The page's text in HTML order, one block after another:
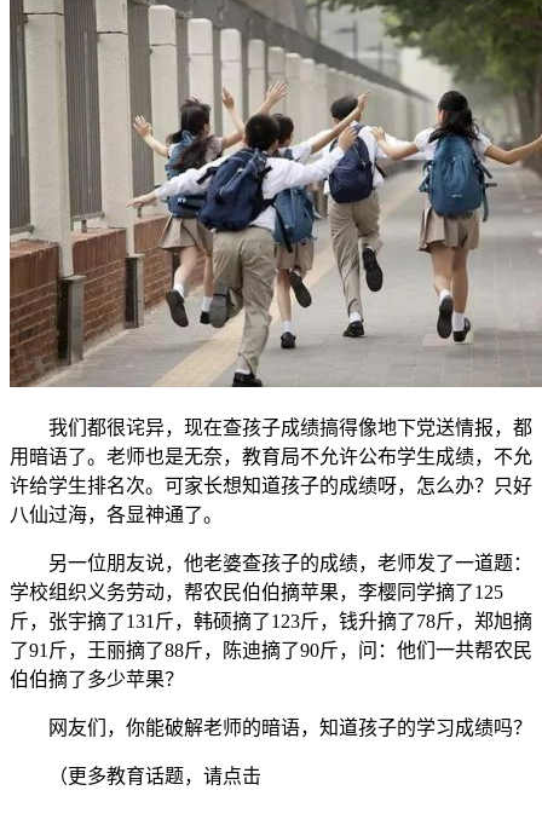
我们都很诧异，现在查孩子成绩搞得像地下党送情报，都
用暗语了。老师也是无奈，教育局不允许公布学生成绩，不允
许给学生排名次。可家长想知道孩子的成绩呀，怎么办？只好
八仙过海，各显神通了。
另一位朋友说，他老婆查孩子的成绩，老师发了一道题：
学校组织义务劳动，帮农民伯伯摘苹果，李樱同学摘了125
斤，张宇摘了131斤，韩硕摘了123斤，钱升摘了78斤，郑旭摘
了91斤，王丽摘了88斤，陈迪摘了90斤，问：他们一共帮农民
伯伯摘了多少苹果？
网友们，你能破解老师的暗语，知道孩子的学习成绩吗？
（更多教育话题，请点击